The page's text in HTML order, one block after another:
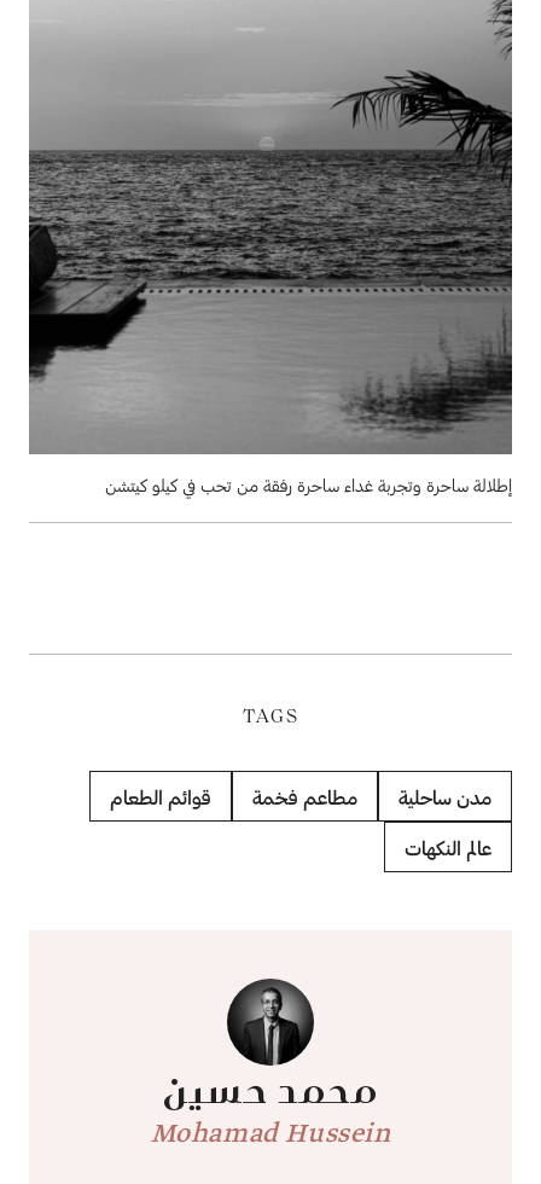
إطلالة ساحرة وتجربة غداء ساحرة رفقة من تحب في كيلو كيتشن
TAGS
مدن ساحلية مطاعم فخمة قوائم الطعام
عالم النكهات
محمد حسين
Mohamad Hussein